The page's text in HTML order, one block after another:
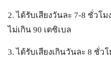
2. ได้รับเสียงวันละ 7-8 ชั่วโ
ไม่เกิน 90 เดซิเบล
3. ได้รับเสียงเกินวันละ 8 ชั่ว